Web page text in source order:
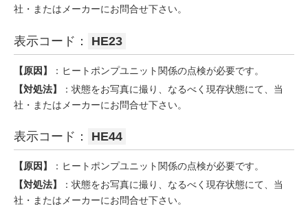
社・またはメーカーにお問合せ下さい。
表示コード： HE23
【原因】
：ヒートポンプユニット関係の点検が必要です。
【対処法】
：状態をお写真に撮り、なるべく現存状態にて、当
社・またはメーカーにお問合せ下さい。
表示コード： HE44
【原因】
：ヒートポンプユニット関係の点検が必要です。
【対処法】
：状態をお写真に撮り、なるべく現存状態にて、当
社・またはメーカーにお問合せ下さい。